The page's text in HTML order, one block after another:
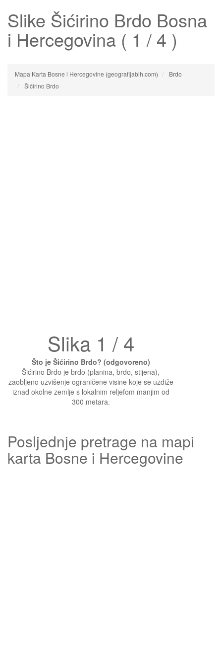
Slike Šićirino Brdo Bosna
i Hercegovina ( 1 / 4 )
Mapa Karta Bosne i Hercegovine (geografijabih.com)
Brdo
Šićirino Brdo
Slika 1 / 4
Što je Šićirino Brdo? (odgovoreno)
Šićirino Brdo je brdo (planina, brdo, stijena),
zaobljeno uzvišenje ograničene visine koje se uzdiže
iznad okolne zemlje s lokalnim reljefom manjim od
300 metara.
Posljednje pretrage na mapi
karta Bosne i Hercegovine